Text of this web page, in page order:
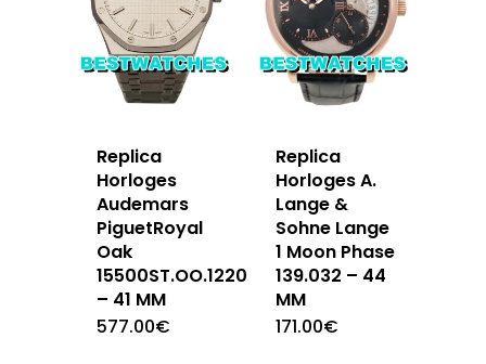
Replica
Horloges
Audemars
PiguetRoyal
Oak
15500ST.OO.1220ST.04
– 41 MM
577.00€
Replica
Horloges A.
Lange &
Sohne Lange
1 Moon Phase
139.032 – 44
MM
171.00€